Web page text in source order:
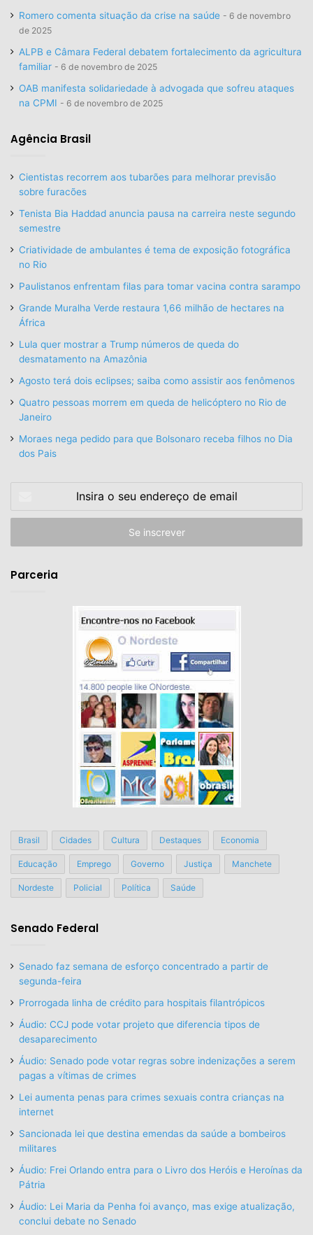
Romero comenta situação da crise na saúde
6 de novembro
de 2025
ALPB e Câmara Federal debatem fortalecimento da agricultura
familiar
6 de novembro de 2025
OAB manifesta solidariedade à advogada que sofreu ataques
na CPMI
6 de novembro de 2025
Agência Brasil
Cientistas recorrem aos tubarões para melhorar previsão
sobre furacões
Tenista Bia Haddad anuncia pausa na carreira neste segundo
semestre
Criatividade de ambulantes é tema de exposição fotográfica
no Rio
Paulistanos enfrentam filas para tomar vacina contra sarampo
Grande Muralha Verde restaura 1,66 milhão de hectares na
África
Lula quer mostrar a Trump números de queda do
desmatamento na Amazônia
Agosto terá dois eclipses; saiba como assistir aos fenômenos
Quatro pessoas morrem em queda de helicóptero no Rio de
Janeiro
Moraes nega pedido para que Bolsonaro receba filhos no Dia
dos Pais
seu
de
Parceria
Brasil Cidades Cultura Destaques Economia
Educação Emprego Governo Justiça Manchete
Nordeste Policial Política Saúde
Senado Federal
Senado faz semana de esforço concentrado a partir de
segunda-feira
Prorrogada linha de crédito para hospitais filantrópicos
Áudio: CCJ pode votar projeto que diferencia tipos de
desaparecimento
Áudio: Senado pode votar regras sobre indenizações a serem
pagas a vítimas de crimes
Lei aumenta penas para crimes sexuais contra crianças na
internet
Sancionada lei que destina emendas da saúde a bombeiros
militares
Áudio: Frei Orlando entra para o Livro dos Heróis e Heroínas da
Pátria
Áudio: Lei Maria da Penha foi avanço, mas exige atualização,
conclui debate no Senado